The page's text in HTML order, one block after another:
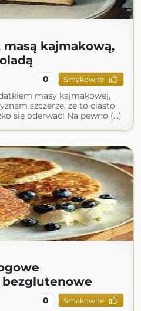
kajmakową,
0 Smakowite
masy kajmakowej,
szczerze, że to ciasto
się oderwać! Na pewno (...)
bezglutenowe
0 Smakowite